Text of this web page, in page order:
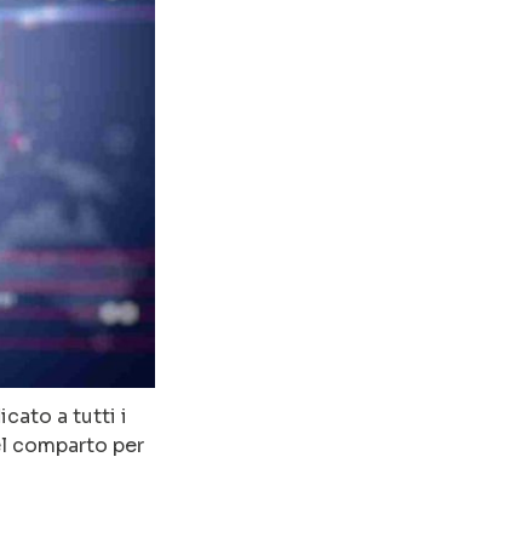
a tutti i
comparto per